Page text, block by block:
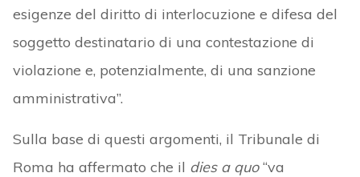
esigenze del diritto di interlocuzione e difesa del
soggetto destinatario di una contestazione di
violazione e, potenzialmente, di una sanzione
amministrativa”.
Sulla base di questi argomenti, il Tribunale di
Roma ha affermato che il dies a quo“va